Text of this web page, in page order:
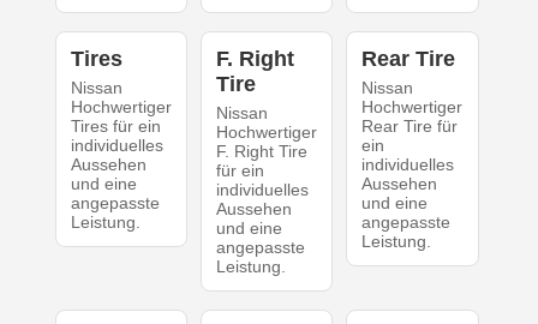
Tires
Nissan
Hochwertiger
Tires für ein
individuelles
Aussehen
und eine
angepasste
Leistung.
F. Right
Tire
Nissan
Hochwertiger
F. Right Tire
für ein
individuelles
Aussehen
und eine
angepasste
Leistung.
Rear Tire
Nissan
Hochwertiger
Rear Tire für
ein
individuelles
Aussehen
und eine
angepasste
Leistung.